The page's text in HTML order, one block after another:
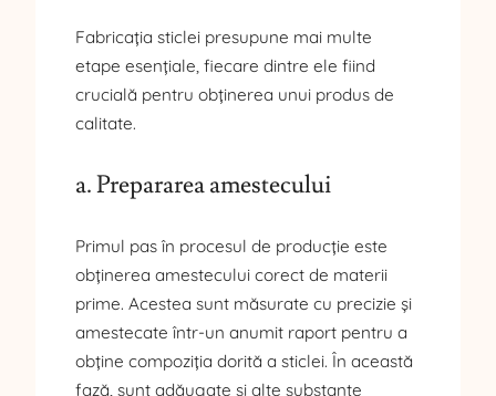
Fabricația sticlei presupune mai multe
etape esențiale, fiecare dintre ele fiind
crucială pentru obținerea unui produs de
calitate.
a. Prepararea amestecului
Primul pas în procesul de producție este
obținerea amestecului corect de materii
prime. Acestea sunt măsurate cu precizie și
amestecate într-un anumit raport pentru a
obține compoziția dorită a sticlei. În această
fază, sunt adăugate și alte substanțe